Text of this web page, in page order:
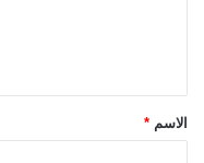
الاسم *